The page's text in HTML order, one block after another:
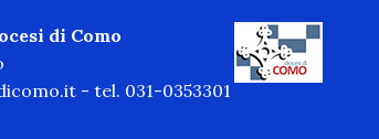
di Como
- tel. 031-0353301